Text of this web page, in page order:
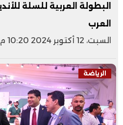
البطولة العربية للسلة
العرب
السبت، 12 أكتوبر 2024 10:20 م
الرياضة